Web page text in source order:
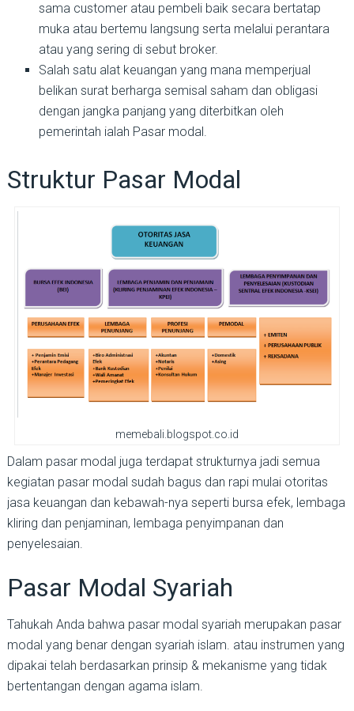
sama customer atau pembeli baik secara bertatap
muka atau bertemu langsung serta melalui perantara
atau yang sering di sebut broker.
Salah satu alat keuangan yang mana memperjual
belikan surat berharga semisal saham dan obligasi
dengan jangka panjang yang diterbitkan oleh
pemerintah ialah Pasar modal.
Struktur Pasar Modal
memebali.blogspot.co.id
Dalam pasar modal juga terdapat strukturnya jadi semua
kegiatan pasar modal sudah bagus dan rapi mulai otoritas
jasa keuangan dan kebawah-nya seperti bursa efek, lembaga
kliring dan penjaminan, lembaga penyimpanan dan
penyelesaian.
Pasar Modal Syariah
Tahukah Anda bahwa pasar modal syariah merupakan pasar
modal yang benar dengan syariah islam. atau instrumen yang
dipakai telah berdasarkan prinsip & mekanisme yang tidak
bertentangan dengan agama islam.